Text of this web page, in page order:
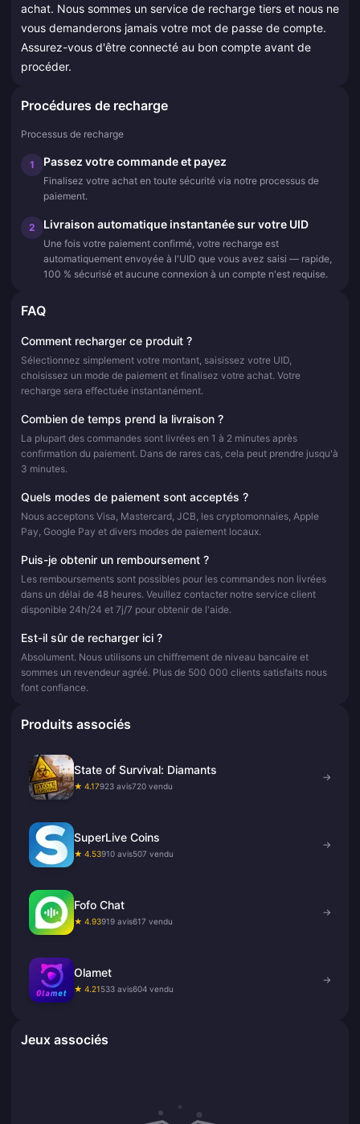
achat. Nous sommes un service de recharge tiers et nous ne
vous demanderons jamais votre mot de passe de compte.
Assurez-vous d'être connecté au bon compte avant de
procéder.
Procédures de recharge
Processus de recharge
1 Passez votre commande et payez
Finalisez votre achat en toute sécurité via notre processus de
paiement.
2 Livraison automatique instantanée sur votre UID
Une fois votre paiement confirmé, votre recharge est
automatiquement envoyée à l'UID que vous avez saisi — rapide,
100 % sécurisé et aucune connexion à un compte n'est requise.
FAQ
Comment recharger ce produit ?
Sélectionnez simplement votre montant, saisissez votre UID,
choisissez un mode de paiement et finalisez votre achat. Votre
recharge sera effectuée instantanément.
Combien de temps prend la livraison ?
La plupart des commandes sont livrées en 1 à 2 minutes après
confirmation du paiement. Dans de rares cas, cela peut prendre jusqu'à
3 minutes.
Quels modes de paiement sont acceptés ?
Nous acceptons Visa, Mastercard, JCB, les cryptomonnaies, Apple
Pay, Google Pay et divers modes de paiement locaux.
Puis-je obtenir un remboursement ?
Les remboursements sont possibles pour les commandes non livrées
dans un délai de 48 heures. Veuillez contacter notre service client
disponible 24h/24 et 7j/7 pour obtenir de l'aide.
Est-il sûr de recharger ici ?
Absolument. Nous utilisons un chiffrement de niveau bancaire et
sommes un revendeur agréé. Plus de 500 000 clients satisfaits nous
font confiance.
Produits associés
State of Survival: Diamants
★ 4.17923 avis720 vendu
→
SuperLive Coins
★ 4.53910 avis507 vendu
→
Fofo Chat
★ 4.93919 avis617 vendu
→
Olamet
★ 4.21533 avis604 vendu
→
Jeux associés